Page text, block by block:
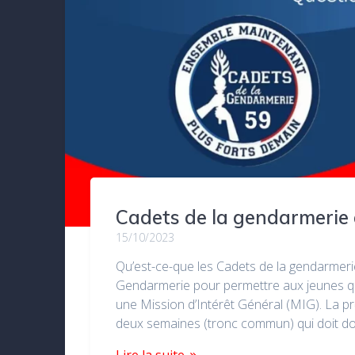
Cadets de la gendarmerie
15/10/2023
Qu’est-ce-que les Cadets de la
Gendarmerie pour permettre aux jeunes
une Mission d’Intérêt Général (MIG). La
deux semaines (tronc commun) qui doit